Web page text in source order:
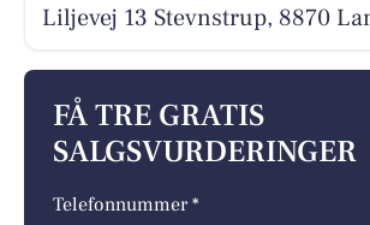
Liljevej 13 Stevnstrup, 8870
FÅ TRE GRATIS
SALGSVURDERINGER
Telefonnummer *